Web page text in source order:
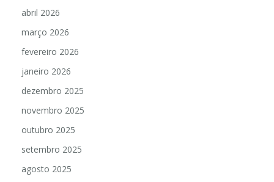
abril 2026
março 2026
fevereiro 2026
janeiro 2026
dezembro 2025
novembro 2025
outubro 2025
setembro 2025
agosto 2025